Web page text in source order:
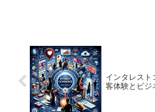
インタレスト
客体験とビジ